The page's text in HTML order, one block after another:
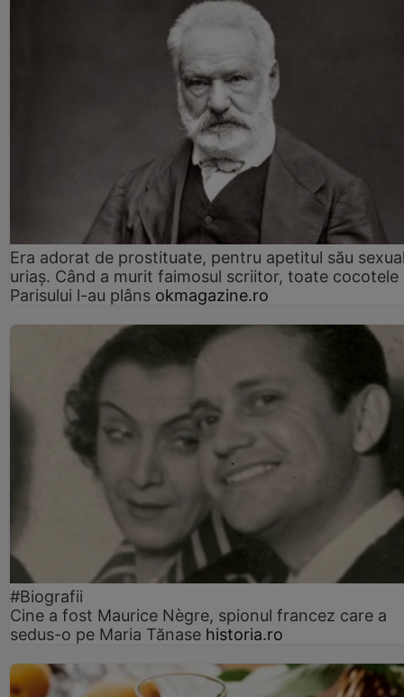
Era adorat de prostituate, pentru apetitul său
uriaș. Când a murit faimosul scriitor, toate cocotele
Parisului l-au plâns okmagazine.ro
#Biografii
Cine a fost Maurice Nègre, spionul francez care a
sedus-o pe Maria Tănase historia.ro